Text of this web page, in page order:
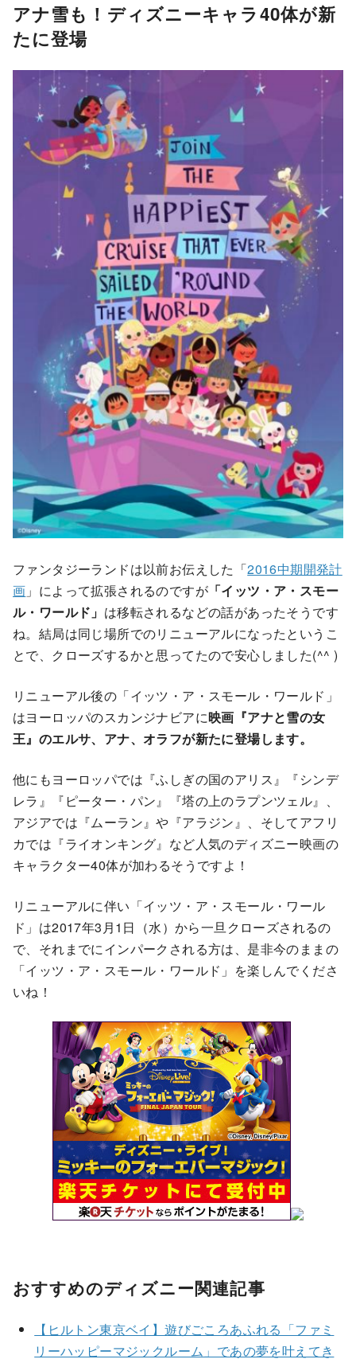
アナ雪も！ディズニーキャラ40体が新
たに登場
ファンタジーランドは以前お伝えした「2016中期開発計
画 」によって拡張されるのですが 「イッツ・ア・スモー
ル・ワールド」 は移転されるなどの話があったそうです
ね。結局は同じ場所でのリニューアルになったというこ
とで、クローズするかと思ってたので安心しました(^^ )
リニューアル後の「イッツ・ア・スモール・ワールド」
はヨーロッパのスカンジナビアに映画『アナと雪の女
王』のエルサ、アナ、オラフが新たに登場します。
他にもヨーロッパでは『ふしぎの国のアリス』『シンデ
レラ』『ピーター・パン』『塔の上のラプンツェル』、
アジアでは『ムーラン』や『アラジン』、そしてアフリ
カでは『ライオンキング』など人気のディズニー映画の
キャラクター40体が加わるそうですよ！
リニューアルに伴い「イッツ・ア・スモール・ワール
ド」は2017年3月1日（水）から一旦クローズされるの
で、それまでにインパークされる方は、是非今のままの
「イッツ・ア・スモール・ワールド」を楽しんでくださ
いね！
おすすめのディズニー関連記事
【ヒルトン東京ベイ】遊びごころあふれる「ファミ
リーハッピーマジックルーム」であの夢を叶えてき